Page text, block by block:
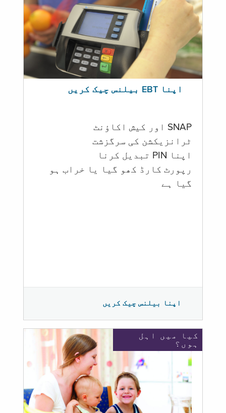
اپنا EBT بیلنس چیک کریں
SNAP اور کیش اکاؤنٹ
ٹرانزیکشن کی سرگزشت
اپنا PIN تبدیل کرنا
رپورٹ کارڈ کھو گیا یا خراب ہو
گيا ہے
اپنا بیلنس چیک کریں
کیا میں اہل
ہوں؟